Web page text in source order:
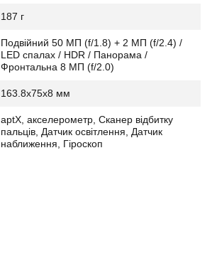
187 г
Подвійний 50 МП (f/1.8) + 2 МП (f/2.4) /
LED спалах / HDR / Панорама /
Фронтальна 8 МП (f/2.0)
163.8x75x8 мм
aptX, акселерометр, Сканер відбитку
пальців, Датчик освітлення, Датчик
наближення, Гіроскоп